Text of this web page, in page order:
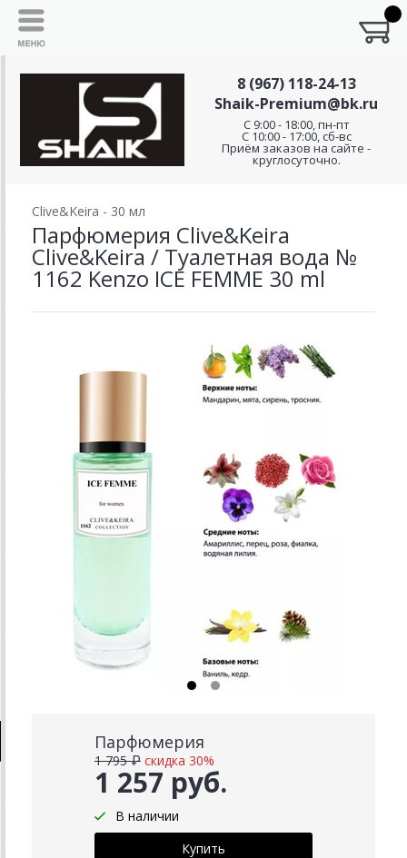
8 (967) 118-24-13
Shaik-Premium@bk.ru
C 9:00 - 18:00, пн-пт
С 10:00 - 17:00, сб-вс
Приём заказов на сайте -
круглосуточно.
Clive&Keira - 30 мл
Парфюмерия Clive&Keira
Clive&Keira / Туалетная вода №
1162 Kenzo ICE FEMME 30 ml
Парфюмерия
1 257 руб.
1 795 ₽ скидка 30%
В наличии